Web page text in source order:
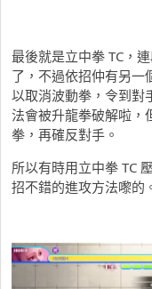
最後就是立中拳 TC，
了，不過依招仲有另一
以取消波動拳，令到對
法會被升龍拳破解啦，
拳，再確反對手。
所以有時用立中拳 TC
招不錯的進攻方法嚟的